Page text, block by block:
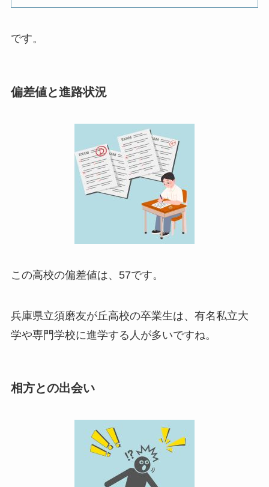
です。
偏差値と進路状況
この高校の偏差値は、57です。
兵庫県立須磨友が丘高校の卒業生は、有名私立大
学や専門学校に進学する人が多いですね。
相方との出会い